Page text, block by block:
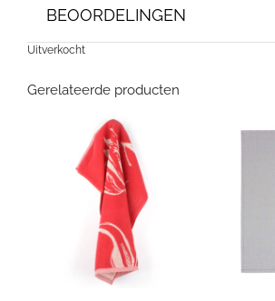
BEOORDELINGEN
Uitverkocht
Gerelateerde producten